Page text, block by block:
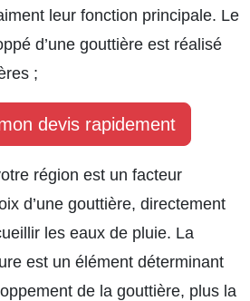
leur fonction principale. Le
d’une gouttière est réalisé
;
devis rapidement
région est un facteur
d’une gouttière, directement
les eaux de pluie. La
est un élément déterminant
de la gouttière, plus la